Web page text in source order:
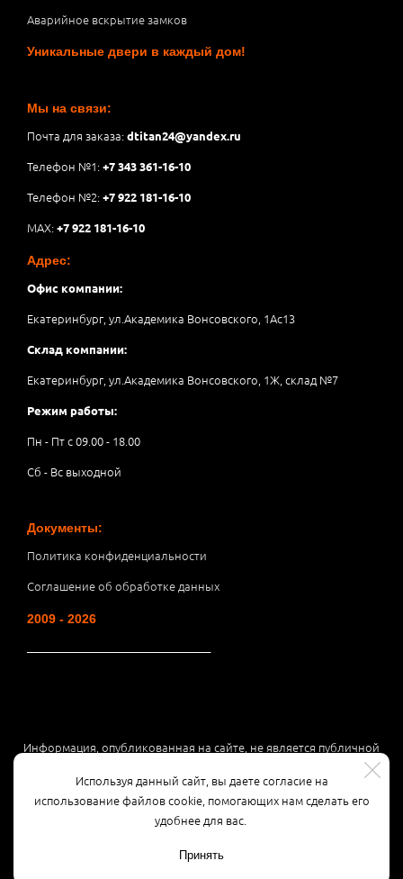
Используя данный сайт, вы даете согласие на
использование файлов cookie, помогающих нам сделать его
удобнее для вас.
Принять
Аварийное вскрытие замков
Уникальные двери в каждый дом!
Мы на связи:
Почта для заказа:dtitan24@yandex.ru
Телефон №1:+7 343 361-16-10
Телефон №2:+7 922 181-16-10
MAX:+7 922 181-16-10
Адрес:
Офис компании:
Екатеринбург, ул.Академика Вонсовского, 1Аc13
Склад компании:
Екатеринбург, ул.Академика Вонсовского, 1Ж, склад №7
Режим работы:
Пн - Пт с 09.00 - 18.00
Сб - Вс выходной
Документы:
Политика конфиденциальности
Соглашение об обработке данных
2009 - 2026
Информация, опубликованная на сайте, не является публичной
офертой или рекламой, а носит информационный характер и
может быть изменена по усмотрению компании.
Разработка сайта3K Digital Studio